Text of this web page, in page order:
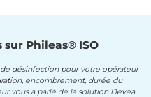
Phileas® ISO
désinfection pour votre opérateur
encombrement, durée du
vous a parlé de la solution Devea